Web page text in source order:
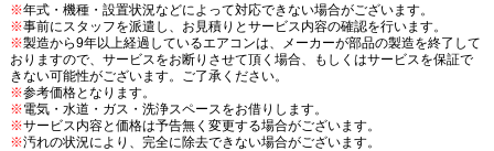
※年式・機種・設置状況などによって対応できない場合がございます。
※事前にスタッフを派遣し、お見積りとサービス内容の確認を行います。
※製造から9年以上経過しているエアコンは、メーカーが部品の製造を終了して
おりますので、サービスをお断りさせて頂く場合、もしくはサービスを保証で
きない可能性がございます。ご了承ください。
※参考価格となります。
※電気・水道・ガス・洗浄スペースをお借りします。
※サービス内容と価格は予告無く変更する場合がございます。
※汚れの状況により、完全に除去できない場合がございます。